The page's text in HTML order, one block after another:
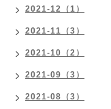
2021-12（1）
2021-11（3）
2021-10（2）
2021-09（3）
2021-08（3）